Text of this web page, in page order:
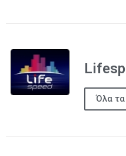
Όλα